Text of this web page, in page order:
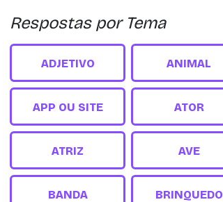
Respostas por Tema
ADJETIVO ANIMAL
APP OU SITE ATOR
ATRIZ AVE
BANDA BRINQUEDO